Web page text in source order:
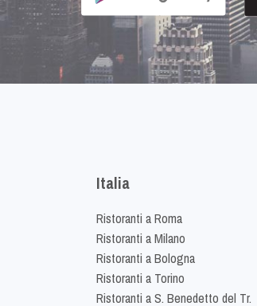
Italia
Ristoranti a Roma
Ristoranti a Milano
Ristoranti a Bologna
Ristoranti a Torino
Ristoranti a S. Benedetto del Tr.